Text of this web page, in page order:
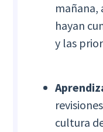
mañana,
hayan
y las
cultura